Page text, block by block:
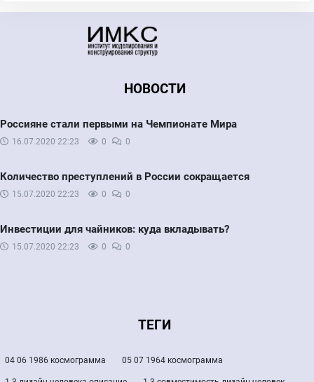
НОВОСТИ
Россияне стали первыми на Чемпионате Мира
16.07.2020 22:23 0 0
Количество преступлений в России сокращается
15.07.2020 22:23 0 0
Инвестиции для чайников: куда вкладывать?
15.07.2020 22:23 0 0
ТЕГИ
04 06 1986 космограмма 05 07 1964 космограмма